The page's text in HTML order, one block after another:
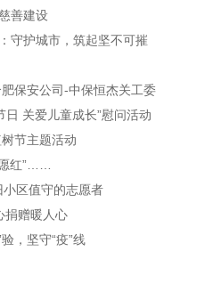
善建设
守护城市，筑起坚不可摧
保安公司-中保恒杰关工委
日 关爱儿童成长”慰问活动
节主题活动
红”……
区值守的志愿者
捐赠暖人心
，坚守“疫”线